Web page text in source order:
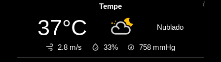
Tempe
37°C Nublado
2.8 m/s 33% 758 mmHg